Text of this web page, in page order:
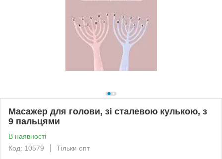
Масажер для голови, зі сталевою кулькою, з
9 пальцями
В наявності
Код: 10579
Тільки опт